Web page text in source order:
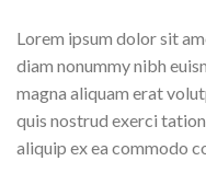
Lorem ipsum dolor sit
diam nonummy nibh
magna aliquam erat
quis nostrud exerci
aliquip ex ea commodo